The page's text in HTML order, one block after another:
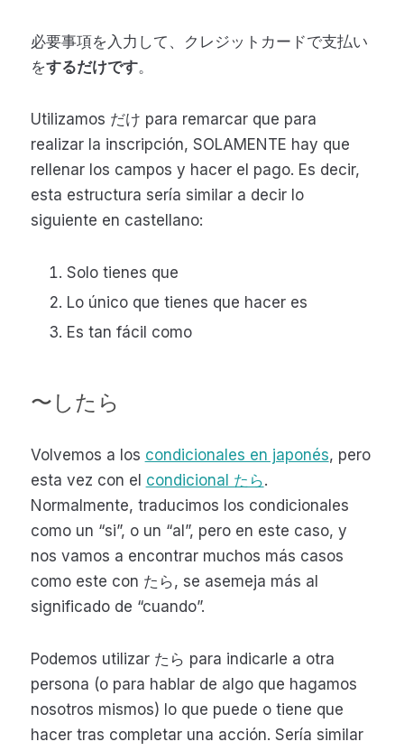
必要事項を入力して、クレジットカードで支払い
をするだけです。
Utilizamos だけ para remarcar que para
realizar la inscripción, SOLAMENTE hay que
rellenar los campos y hacer el pago. Es decir,
esta estructura sería similar a decir lo
siguiente en castellano:
Solo tienes que
Lo único que tienes que hacer es
Es tan fácil como
〜したら
Volvemos a los condicionales en japonés, pero
esta vez con el condicional たら.
Normalmente, traducimos los condicionales
como un “si”, o un “al”, pero en este caso, y
nos vamos a encontrar muchos más casos
como este con たら, se asemeja más al
significado de “cuando”.
Podemos utilizar たら para indicarle a otra
persona (o para hablar de algo que hagamos
nosotros mismos) lo que puede o tiene que
hacer tras completar una acción. Sería similar